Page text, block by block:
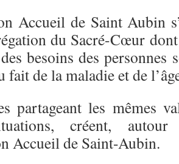
Accueil de Saint Aubin
du Sacré-Cœur
besoins des personnes
fait de la maladie et de
partageant les mêmes
créent,
Accueil de Saint-Aubin.